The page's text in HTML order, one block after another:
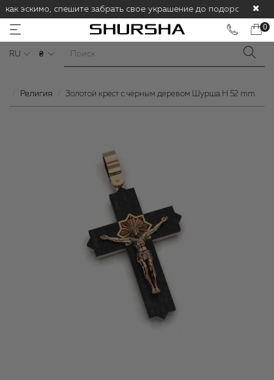
эскимо, спешите забрать свое украшение до подорожания!
0
RU ₴
Религия Золотой крест с черным деревом Шурша H 52 mm